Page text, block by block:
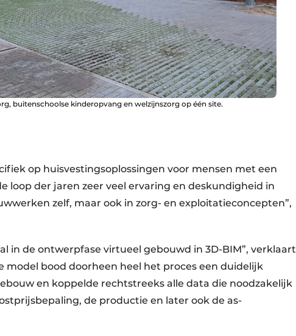
buitenschoolse kinderopvang en welzijnszorg op één site.
op huisvestingsoplossingen voor mensen met een
loop der jaren zeer veel ervaring en deskundigheid in
zelf, maar ook in zorg- en exploitatieconcepten”,
in de ontwerpfase virtueel gebouwd in 3D-BIM”, verklaart
model bood doorheen heel het proces een duidelijk
en koppelde rechtstreeks alle data die noodzakelijk
de productie en later ook de as-